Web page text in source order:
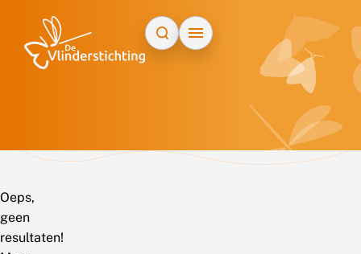
Oeps,
geen
resultaten!